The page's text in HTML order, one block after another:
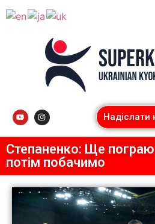
Надіслати
Степаненко: Ще
потім побачимо